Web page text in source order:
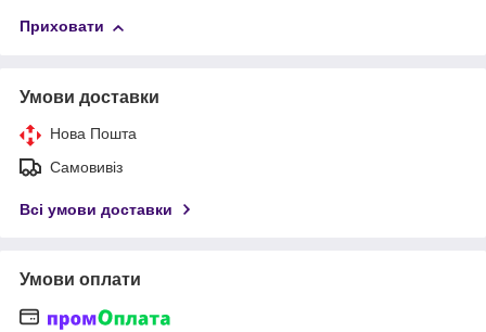
Приховати
Умови доставки
Нова Пошта
Самовивіз
Всі умови доставки
Умови оплати